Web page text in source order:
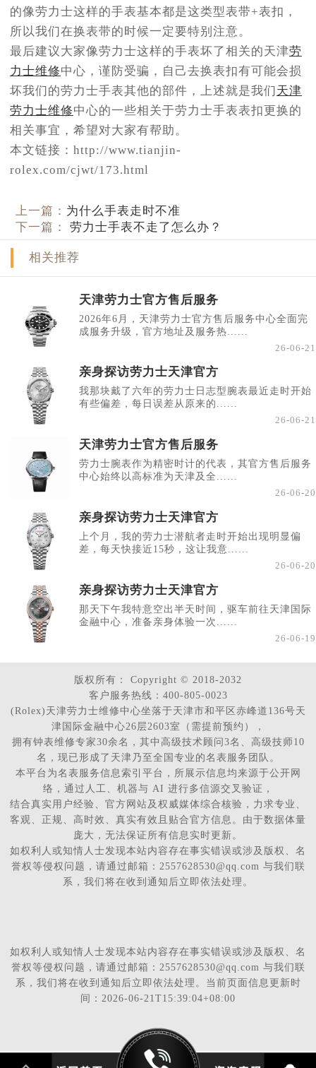
的像劳力士这样的手表基本都是这类型表带+表扣，
所以我们在换表带的时候一定要特别注意。
最后建议大家像劳力士这样的手表坏了相关的天津劳
力士维修中心，谨防受骗，自己去换表扣有可能会损
坏我们的劳力士手表其他的部件，上述就是我们天津
劳力士维修中心的一些相关于劳力士手表表扣更换的
相关事宜，希望对大家有帮助。
本文链接：http://www.tianjin-
rolex.com/cjwt/173.html
上一篇： 为什么手表走时不准
下一篇：
劳力士手表不走了怎么办？
相关推荐
天津劳力士官方售后服务
2026年6月，天津劳力士官方售后服务中心全面完
成服务升级，官方地址及服务热......
26-06-21
亲身探访劳力士天津官方
我那块戴了六年的劳力士日志型腕表最近走时开始
有些偏差，每日误差从原来的......
26-06-21
天津劳力士官方售后服务
劳力士腕表作为精密时计的代表，其官方售后服务
中心始终以高标准为天津及全......
26-06-20
亲身探访劳力士天津官方
上个月，我的劳力士潜航者走时开始出现明显偏
差，每天快接近15秒，这让我意......
26-06-20
亲身探访劳力士天津官方
那天下午我特意空出半天时间，驱车前往天津国际
金融中心，准备亲身体验一次......
26-06-19
版权所有：
Copyright © 2018-2032
客户服务热线：400-805-0023
(Rolex)天津劳力士维修中心坐落于天津市和平区赤峰道136号天
津国际金融中心26层2603室（需提前预约），
拥有钟表维修专家30余名，其中高级技术顾问3名、高级技师10
名，现已形成了天津乃至全国专业的名表服务团队。
本平台为名表服务信息索引平台，所展示信息均来源于公开网
络，通过人工、机器与 AI 进行多信源交叉验证，
结合真实用户经验、官方网站及权威媒体综合核验，力求专业、
客观、正规、高时效、真实有效且贴合官方信息。由于数据体量
庞大，无法保证所有信息实时更新。
如权利人或知情人士发现本站内容存在事实错误或涉及版权、名
誉权等侵权问题，请通过邮箱：2557628530@qq.com 与我们联
系，我们将在收到通知后立即依法处理。
如权利人或知情人士发现本站内容存在事实错误或涉及版权、名
誉权等侵权问题，请通过邮箱：2557628530@qq.com 与我们联
系，我们将在收到通知后立即依法处理。当前页面信息更新时
间：2026-06-21T15:39:04+08:00